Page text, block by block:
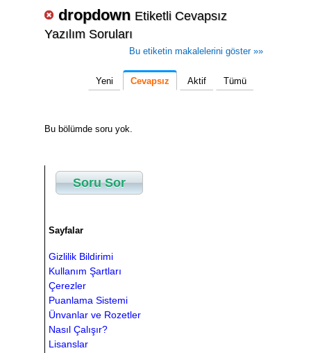
dropdown Etiketli Cevapsız
Yazılım Soruları
Bu etiketin makalelerini göster »»
Yeni Cevapsız Aktif Tümü
Bu bölümde soru yok.
Soru Sor
Sayfalar
Gizlilik Bildirimi
Kullanım Şartları
Çerezler
Puanlama Sistemi
Ünvanlar ve Rozetler
Nasıl Çalışır?
Lisanslar